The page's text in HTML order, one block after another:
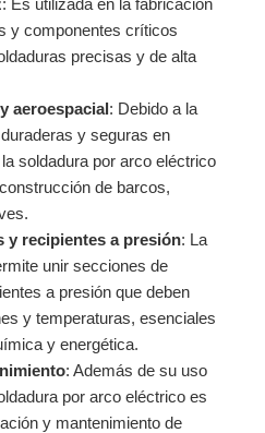
y componentes críticos
precisas y de alta
aeroespacial: Debido a la
y seguras en
soldadura por arco eléctrico
de barcos,
y recipientes a presión: La
unir secciones de
a presión que deben
y temperaturas, esenciales
y energética.
: Además de su uso
por arco eléctrico es
y mantenimiento de